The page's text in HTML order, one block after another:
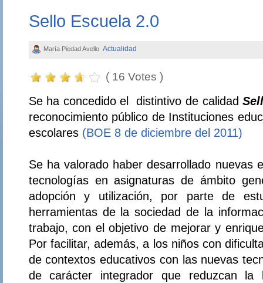
Sello Escuela 2.0
María Piedad Avello Actualidad
( 16 Votes )
Se ha concedido el distintivo de calidad
reconocimiento público de Instituciones
escolares(BOE 8 de diciembre del 2011)
Se ha valorado haber desarrollado nuevas
tecnologías en asignaturas de ámbito
adopción y utilización, por parte de
herramientas de la sociedad de la
trabajo, con el objetivo de mejorar y
Por facilitar, además, a los niños con
de contextos educativos con las nuevas
de carácter integrador que reduzcan la